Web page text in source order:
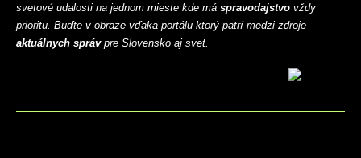
svetové udalosti na jednom mieste kde má spravodajstvo vždy
prioritu. Buďte v obraze vďaka portálu ktorý patrí medzi zdroje
aktuálnych správpre Slovensko aj svet.